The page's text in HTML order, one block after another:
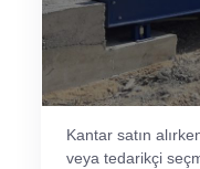
Kantar satın
veya tedarikçi